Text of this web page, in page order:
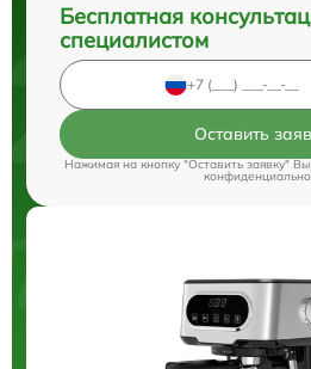
Бесплатная
специалистом
Оставить
Нажимая на кнопку "Оставить заявку"